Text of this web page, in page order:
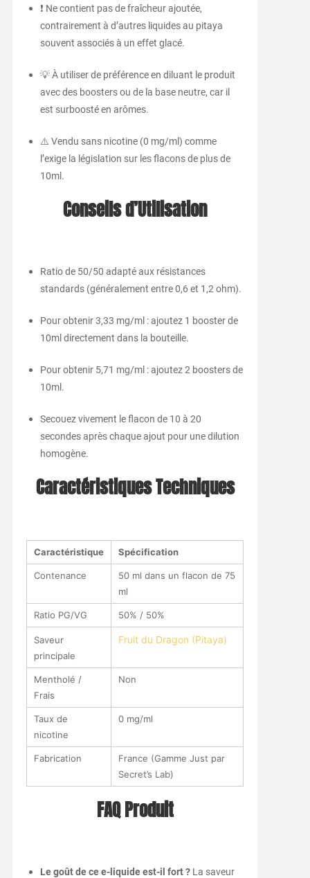
❗ Ne contient pas de fraîcheur ajoutée,
contrairement à d’autres liquides au pitaya
souvent associés à un effet glacé.
💡 À utiliser de préférence en diluant le produit
avec des boosters ou de la base neutre, car il
est surboosté en arômes.
⚠️ Vendu sans nicotine (0 mg/ml) comme
l’exige la législation sur les flacons de plus de
10ml.
Conseils d’Utilisation
Ratio de 50/50 adapté aux résistances
standards (généralement entre 0,6 et 1,2 ohm).
Pour obtenir 3,33 mg/ml : ajoutez 1 booster de
10ml directement dans la bouteille.
Pour obtenir 5,71 mg/ml : ajoutez 2 boosters de
10ml.
Secouez vivement le flacon de 10 à 20
secondes après chaque ajout pour une dilution
homogène.
Caractéristiques Techniques
Caractéristique Spécification
Contenance
50 ml dans un flacon de 75
ml
Ratio PG/VG 50% / 50%
Saveur
principale
Fruit du Dragon (Pitaya)
Mentholé /
Frais
Non
Taux de
nicotine
0 mg/ml
Fabrication
France (Gamme Just par
Secret’s Lab)
FAQ Produit
Le goût de ce e-liquide est-il fort ?La saveur